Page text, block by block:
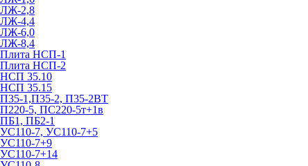
ЛЖ-2,8
ЛЖ-4,4
ЛЖ-6,0
ЛЖ-8,4
Плита НСП-1
Плита НСП-2
НСП 35.10
НСП 35.15
П35-1,П35-2, П35-2ВТ
П220-5, ПС220-5т+1в
ПБ1, ПБ2-1
УС110-7, УС110-7+5
УС110-7+9
УС110-7+14